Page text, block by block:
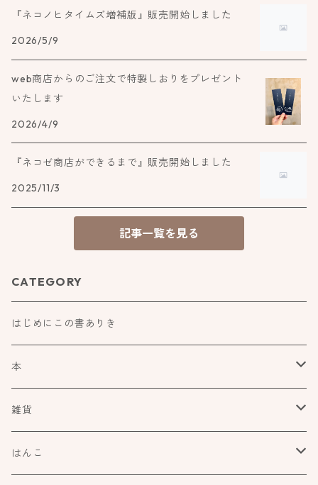
『ネコノヒタイムズ増補版』販売開始しました
2026/5/9
web商店からのご注文で特製しおりをプレゼント
いたします
2026/4/9
『ネコゼ商店ができるまで』販売開始しました
2025/11/3
記事一覧を見る
CATEGORY
はじめにこの書ありき
本
食べもの飲みものお酒とか
アートや絵本の世界
雑貨
kurofutago
はんこ